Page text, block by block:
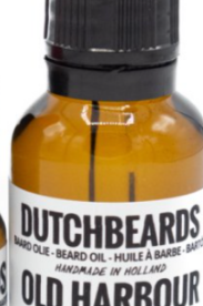
·Scheermesjes·